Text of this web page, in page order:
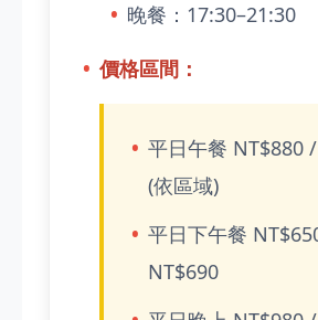
晚餐：17:30–21:30
價格區間：
平日午餐 NT$880
(依區域)
平日下午餐
NT$690